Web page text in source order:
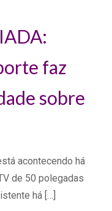
faz
sobre
acontecendo há
de 50 polegadas
há […]